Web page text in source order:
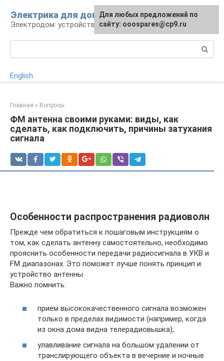
контенту
Электрика для дома
Электродом: устройства, кабели, ремонт
English
Главная » Вопросы
ФМ антенна своими руками: виды, как
сделать, как подключить, причины затухания
сигнала
Особенности распространения радиоволн
Прежде чем обратиться к пошаговым инструкциям о
том, как сделать антенну самостоятельно, необходимо
прояснить особенности передачи радиосигнала в УКВ и
FM диапазонах. Это поможет лучше понять принцип и
устройство антенны.
Важно помнить:
прием высококачественного сигнала возможен
только в пределах видимости (например, когда
из окна дома видна телерадиовышка);
улавливание сигнала на большом удалении от
транслирующего объекта в вечерние и ночные
Для любых предложений по
сайту: ooospares@cp9.ru